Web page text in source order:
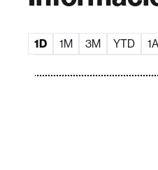
1D 1M 3M YTD 1A